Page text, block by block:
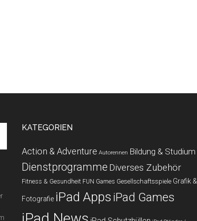
KATEGORIEN
Action & Adventure Autorennen Bildung & Studium
Dienstprogramme Diverses Zubehör
Fitness & Gesundheit FUN Games Gesellschaftsspiele Grafik &
Fotografie iPad Apps iPad Games